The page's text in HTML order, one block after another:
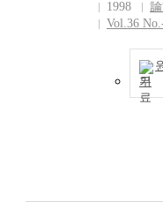
1998
Vol.36
기